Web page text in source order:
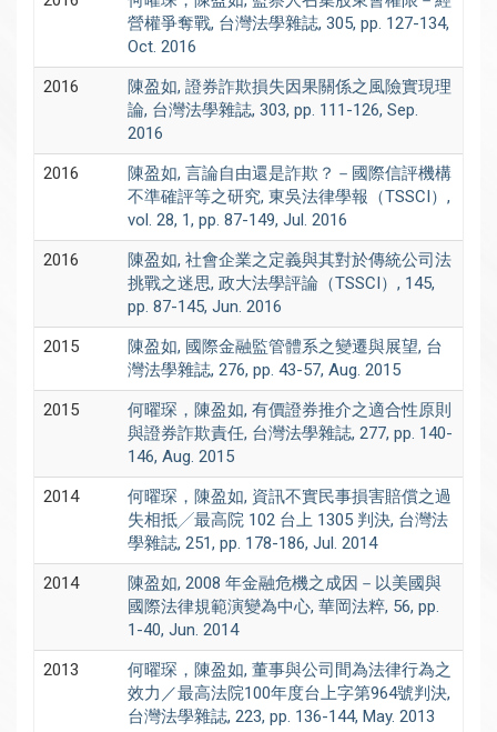
營權爭奪戰, 台灣法學雜誌, 305, pp. 127-134,
Oct. 2016
2016
陳盈如, 證券詐欺損失因果關係之風險實現理
論, 台灣法學雜誌, 303, pp. 111-126, Sep.
2016
2016
陳盈如, 言論自由還是詐欺？－國際信評機構
不準確評等之研究, 東吳法律學報（TSSCI）,
vol. 28, 1, pp. 87-149, Jul. 2016
2016
陳盈如, 社會企業之定義與其對於傳統公司法
挑戰之迷思, 政大法學評論（TSSCI）, 145,
pp. 87-145, Jun. 2016
2015
陳盈如, 國際金融監管體系之變遷與展望, 台
灣法學雜誌, 276, pp. 43-57, Aug. 2015
2015
何曜琛，陳盈如, 有價證券推介之適合性原則
與證券詐欺責任, 台灣法學雜誌, 277, pp. 140-
146, Aug. 2015
2014
何曜琛，陳盈如, 資訊不實民事損害賠償之過
失相抵╱最高院 102 台上 1305 判決, 台灣法
學雜誌, 251, pp. 178-186, Jul. 2014
2014
陳盈如, 2008 年金融危機之成因－以美國與
國際法律規範演變為中心, 華岡法粹, 56, pp.
1-40, Jun. 2014
2013
何曜琛，陳盈如, 董事與公司間為法律行為之
效力／最高法院100年度台上字第964號判決,
台灣法學雜誌, 223, pp. 136-144, May. 2013